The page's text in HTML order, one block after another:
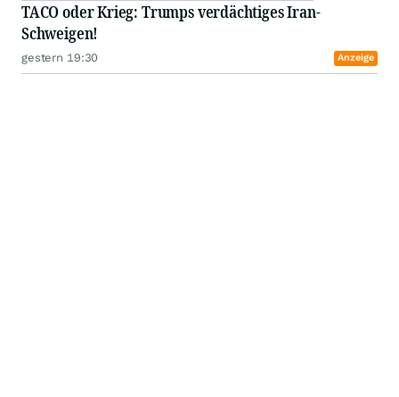
TACO oder Krieg: Trumps verdächtiges Iran-
Schweigen!
gestern 19:30 Anzeige